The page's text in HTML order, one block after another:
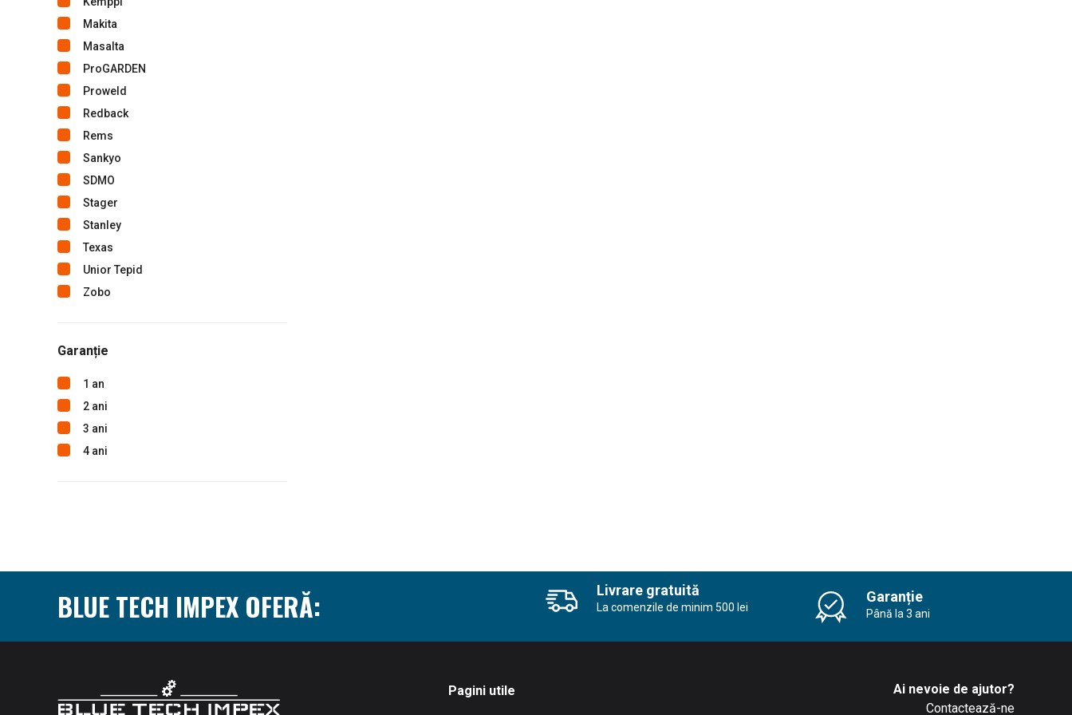
Makita
Masalta
ProGARDEN
Proweld
Redback
Rems
Sankyo
SDMO
Stager
Stanley
Texas
Unior Tepid
Zobo
Garanție
1 an
2 ani
3 ani
4 ani
BLUE TECH IMPEX OFERĂ: Livrare gratuită
La comenzile de minim 500 lei
Garanție
Până la 3 ani
Pagini utile
Ai nevoie de ajutor?
Contactează-ne